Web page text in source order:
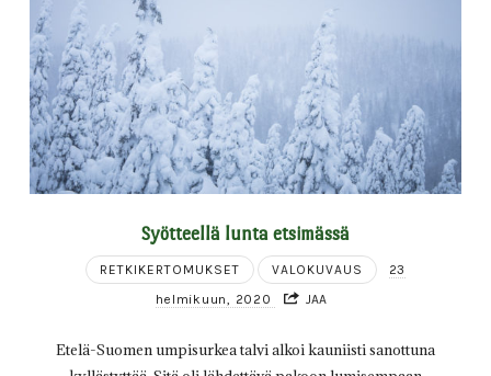
Syötteellä lunta etsimässä
RETKIKERTOMUKSET VALOKUVAUS
23
helmikuun, 2020
JAA
Etelä-Suomen umpisurkea talvi alkoi kauniisti sanottuna